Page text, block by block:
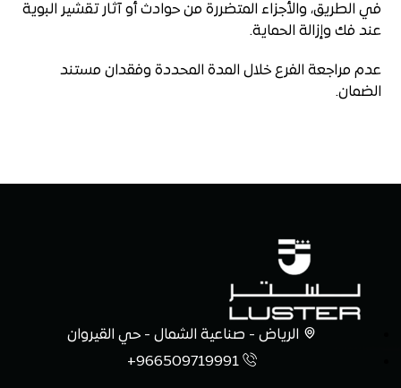
في الطريق، والأجزاء المتضررة من حوادث أو آثار تقشير البوية
عند فك وإزالة الحماية.
عدم مراجعة الفرع خلال المدة المحددة وفقدان مستند
الضمان.
الرياض - صناعية الشمال - حي القيروان
966509719991+